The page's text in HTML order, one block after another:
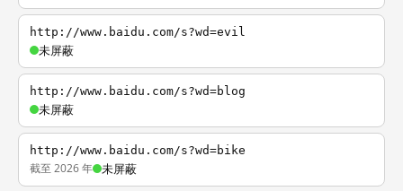
http://www.baidu.com/s?wd=evil
未屏蔽
http://www.baidu.com/s?wd=blog
未屏蔽
http://www.baidu.com/s?wd=bike
截至 2026 年 未屏蔽